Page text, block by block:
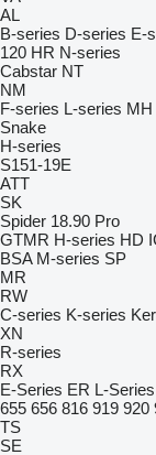
AL
B-series D-series E-
120 HR N-series
Cabstar NT
NM
F-series L-series MH
Snake
H-series
S151-19E
ATT
SK
Spider 18.90 Pro
GTMR H-series HD
BSA M-series SP
MR
RW
C-series K-series
XN
R-series
RX
E-Series ER L-Series
655 656 816 919 920
TS
SE